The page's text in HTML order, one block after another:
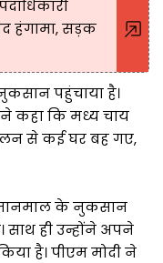
हंगामा, सड़क
पहुंचाया है।
ने कहा कि मध्य चाय
से कई घर बह गए,
के नुकसान
साथ ही उन्होंने अपने
है। पीएम मोदी ने